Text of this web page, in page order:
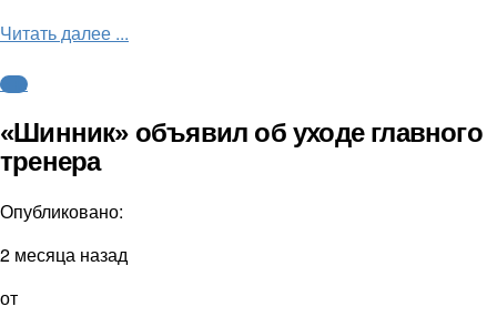
Читать далее ...
ФНЛ
«Шинник» объявил об уходе главного
тренера
Опубликовано:
2 месяца назад
от